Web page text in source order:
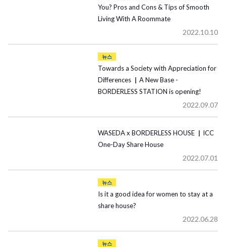
You? Pros and Cons & Tips of Smooth
Living With A Roommate
2022.10.10
뉴스
Towards a Society with Appreciation for
Differences ▏A New Base -
BORDERLESS STATION is opening!
2022.09.07
WASEDA x BORDERLESS HOUSE ▏ICC
One-Day Share House
2022.07.01
뉴스
Is it a good idea for women to stay at a
share house?
2022.06.28
뉴스